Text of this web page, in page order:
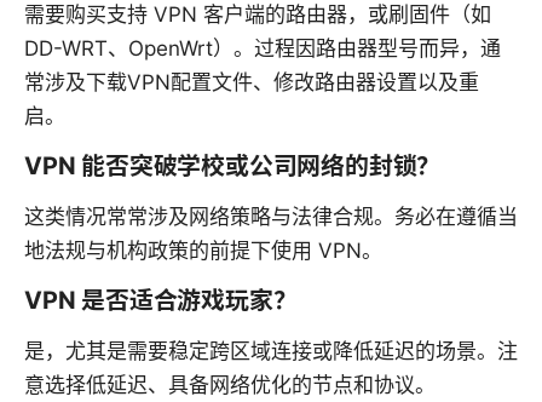
需要购买支持 VPN 客户端的路由器，或刷固件（如
DD-WRT、OpenWrt）。过程因路由器型号而异，通
常涉及下载VPN配置文件、修改路由器设置以及重
启。
VPN 能否突破学校或公司网络的封锁？
这类情况常常涉及网络策略与法律合规。务必在遵循当
地法规与机构政策的前提下使用 VPN。
VPN 是否适合游戏玩家？
是，尤其是需要稳定跨区域连接或降低延迟的场景。注
意选择低延迟、具备网络优化的节点和协议。